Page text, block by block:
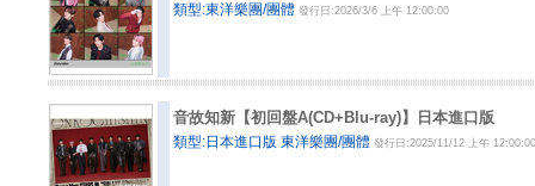
類型:東洋樂團/團體發行日:2026/3/6 上午 12:00:00
音故知新【初回盤A(CD+Blu-ray)】日本進口版
類型:日本進口版 東洋樂團/團體發行日:2025/11/12 上午